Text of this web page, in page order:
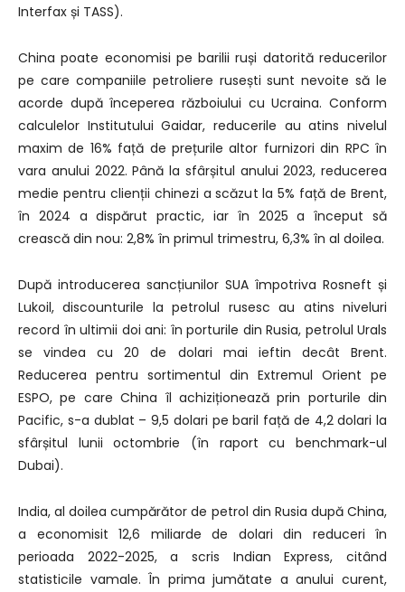
Interfax și TASS).
China poate economisi pe barilii ruși datorită reducerilor
pe care companiile petroliere rusești sunt nevoite să le
acorde după începerea războiului cu Ucraina. Conform
calculelor Institutului Gaidar, reducerile au atins nivelul
maxim de 16% față de prețurile altor furnizori din RPC în
vara anului 2022. Până la sfârșitul anului 2023, reducerea
medie pentru clienții chinezi a scăzut la 5% față de Brent,
în 2024 a dispărut practic, iar în 2025 a început să
crească din nou: 2,8% în primul trimestru, 6,3% în al doilea.
După introducerea sancțiunilor SUA împotriva Rosneft și
Lukoil, discounturile la petrolul rusesc au atins niveluri
record în ultimii doi ani: în porturile din Rusia, petrolul Urals
se vindea cu 20 de dolari mai ieftin decât Brent.
Reducerea pentru sortimentul din Extremul Orient pe
ESPO, pe care China îl achiziționează prin porturile din
Pacific, s-a dublat – 9,5 dolari pe baril față de 4,2 dolari la
sfârșitul lunii octombrie (în raport cu benchmark-ul
Dubai).
India, al doilea cumpărător de petrol din Rusia după China,
a economisit 12,6 miliarde de dolari din reduceri în
perioada 2022-2025, a scris Indian Express, citând
statisticile vamale. În prima jumătate a anului curent,